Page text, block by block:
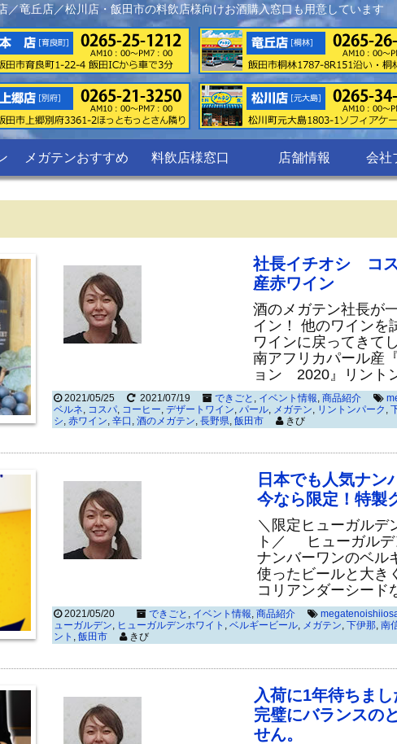
竜丘店／松川店・飯田市の料飲店様向けお酒購入窓口も用意しています
メガテンおすすめ 料飲店様窓口 店舗情報 会社
社長イチオシ コ
産赤ワイン
酒のメガテン社長が
イン！ 他のワインを
ワインに戻ってきて
南アフリカパール産
ョン 2020』リント
2021/05/25 2021/07/19 できごと , イベント情報, 商品紹介
ベルネ, コスパ, コーヒー, デザートワイン, パール, メガテン, リントンパーク ,
シ, 赤ワイン, 辛口 , 酒のメガテン, 長野県, 飯田市 きび
日本でも人気ナン
今なら限定！特製
＼限定ヒューガルデ
ト／ ヒューガルデ
ナンバーワンのベ
使ったビールと大き
コリアンダーシード
2021/05/20 できごと , イベント情報, 商品紹介
ューガルデン, ヒューガルデンホワイト , ベルギービール, メガテン, 下伊那, 南
ント , 飯田市 きび
入荷に1年待ちま
完璧にバランスの
せん。